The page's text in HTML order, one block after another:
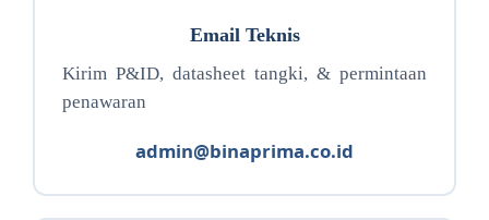
Email Teknis
Kirim P&ID, datasheet tangki, & permintaan
penawaran
admin@binaprima.co.id